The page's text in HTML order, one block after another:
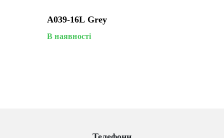
A039-16L Grey
В наявності